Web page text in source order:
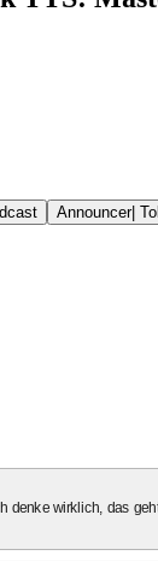
Announcer|
wirklich, das